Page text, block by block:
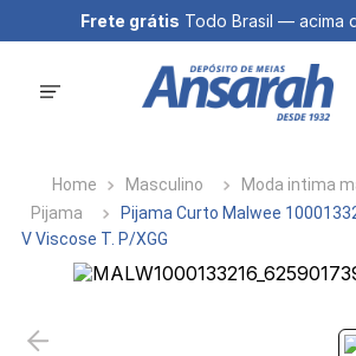
Frete grátis Todo Brasil — acima
Masculino
Moda intima
Pijama
Pijama Curto Malwee
V Viscose T. P/XGG